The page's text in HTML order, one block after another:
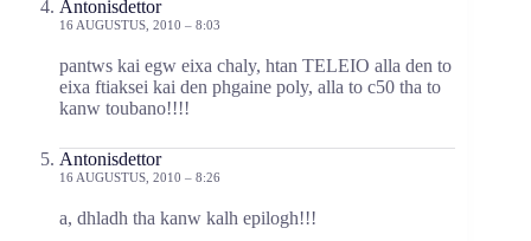
Antonisdettor
16 AUGUSTUS, 2010 – 8:03
pantws kai egw eixa chaly, htan TELEIO alla den to
eixa ftiaksei kai den phgaine poly, alla to c50 tha to
kanw toubano!!!!
Antonisdettor
16 AUGUSTUS, 2010 – 8:26
a, dhladh tha kanw kalh epilogh!!!